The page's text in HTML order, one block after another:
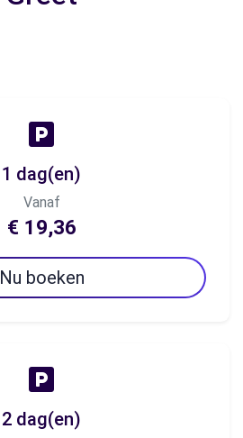
1 dag(en)
Vanaf
€ 19,36
Nu boeken
2 dag(en)